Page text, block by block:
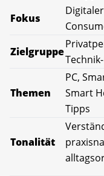
Fokus
Zielgruppe
Themen
PC,
Smart
Tipps
Tonalität